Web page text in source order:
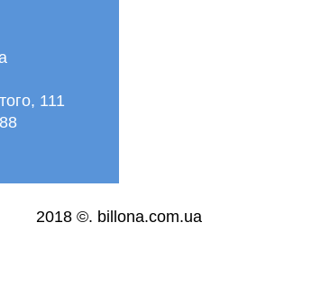
111
2018 ©. billona.com.ua